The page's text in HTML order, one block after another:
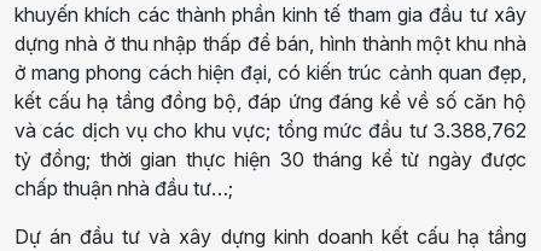
khuyến khích các thành phần kinh tế tham gia đầu tư xây
dựng nhà ở thu nhập thấp để bán, hình thành một khu nhà
ở mang phong cách hiện đại, có kiến trúc cảnh quan đẹp,
kết cấu hạ tầng đồng bộ, đáp ứng đáng kể về số căn hộ
và các dịch vụ cho khu vực; tổng mức đầu tư 3.388 762
tỷ đồng; thời gian thực hiện 30 tháng kể từ ngày được
chấp thuận nhà đầu tư…;
Dự án đầu tư và xây dựng kinh doanh kết cấu hạ tầng